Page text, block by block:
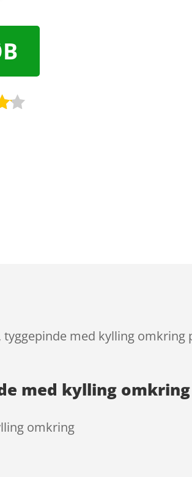
tyggepinde med kylling omkring
med kylling omkring
omkring